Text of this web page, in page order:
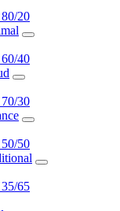
20
40
30
50
65